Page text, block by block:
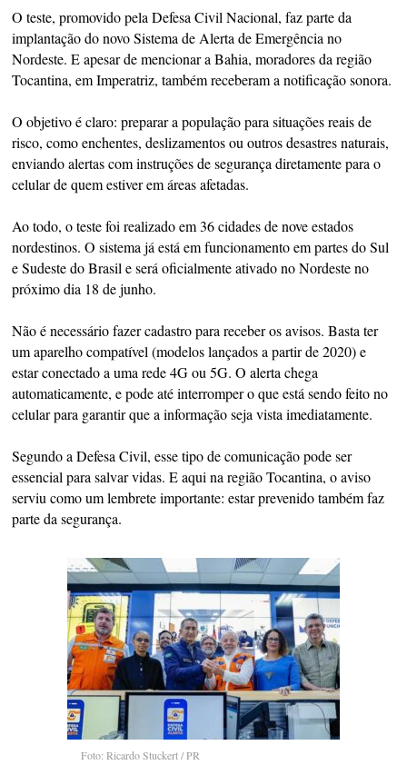
O teste, promovido pela Defesa Civil Nacional, faz parte da
implantação do novo Sistema de Alerta de Emergência no
Nordeste. E apesar de mencionar a Bahia, moradores da região
Tocantina, em Imperatriz, também receberam a notificação sonora.
O objetivo é claro: preparar a população para situações reais de
risco, como enchentes, deslizamentos ou outros desastres naturais,
enviando alertas com instruções de segurança diretamente para o
celular de quem estiver em áreas afetadas.
Ao todo, o teste foi realizado em 36 cidades de nove estados
nordestinos. O sistema já está em funcionamento em partes do Sul
e Sudeste do Brasil e será oficialmente ativado no Nordeste no
próximo dia 18 de junho.
Não é necessário fazer cadastro para receber os avisos. Basta ter
um aparelho compatível (modelos lançados a partir de 2020) e
estar conectado a uma rede 4G ou 5G. O alerta chega
automaticamente, e pode até interromper o que está sendo feito no
celular para garantir que a informação seja vista imediatamente.
Segundo a Defesa Civil, esse tipo de comunicação pode ser
essencial para salvar vidas. E aqui na região Tocantina, o aviso
serviu como um lembrete importante: estar prevenido também faz
parte da segurança.
Foto: Ricardo Stuckert / PR